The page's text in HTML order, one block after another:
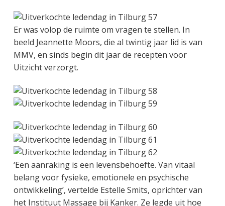
Er was volop de ruimte om vragen te stellen. In
beeld Jeannette Moors, die al twintig jaar lid is van
MMV, en sinds begin dit jaar de recepten voor
Uitzicht verzorgt.
‘Een aanraking is een levensbehoefte. Van vitaal
belang voor fysieke, emotionele en psychische
ontwikkeling’, vertelde Estelle Smits, oprichter van
het Instituut Massage bij Kanker. Ze legde uit hoe